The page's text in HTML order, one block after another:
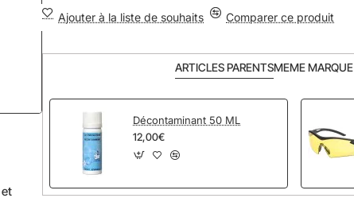
et
Ajouter à la liste de souhaits Comparer ce produit
ARTICLES PARENTSMEME MARQUE
Décontaminant 50 ML
12,00€